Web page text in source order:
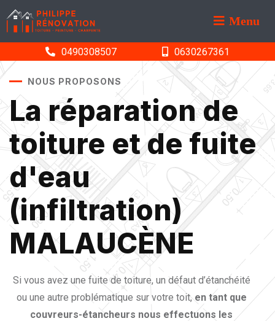
Menu
0490308507 0630267361
NOUS PROPOSONS
La réparation de
toiture et de fuite
d'eau
(infiltration)
MALAUCÈNE
Si vous avez une fuite de toiture, un défaut d’étanchéité
ou une autre problématique sur votre toit,en tant que
couvreurs-étancheurs nous effectuons les